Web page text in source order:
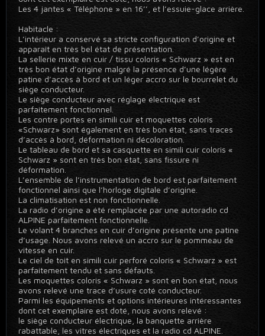
Les 4 jantes « Téléphone » en 16’’, et l’essuie-glace arrière.
Habitacle :
L’intérieur a conservé sa stricte configuration d’origine et
apparaît en très bel état de présentation.
La sellerie mixte en cuir / tissu coloris « Schwarz » est en
très bon état d’origine malgré la présence d’une légère
patine d’accès à bord et un léger accro sur le bourrelet du
siège conducteur.
Le siège conducteur avec réglage électrique est
parfaitement fonctionnel.
Les contre portes en simili cuir et moquettes coloris
«Schwarz» sont également en très bon état, sans traces
d’accès à bord, déformation ni décoloration.
Le tableau de bord et sa casquette en simili cuir coloris «
Schwarz » sont en très bon état, sans fissure ni
déformation.
L’ensemble de l’instrumentation de bord est parfaitement
fonctionnel ainsi que l’horloge digitale d’origine.
La climatisation est non fonctionnelle.
La radio d’origine a été remplacée par une autoradio cd
ALPINE parfaitement fonctionnelle.
Le volant 4 branches en cuir d’origine présente une patine
d’usage. Nous avons relevé un accro sur le pommeau de
vitesse en cuir.
Le ciel de toit en simili cuir perforé coloris « Schwarz » est
parfaitement tendu et sans défauts.
Les moquettes coloris « Schwarz » sont en bon état, nous
avons relevé une trace d’usure coté conducteur.
Parmi les équipements et options intérieures intéressantes
dont cet exemplaire est doté, nous avons relevé :
le siège conducteur électrique, la banquette arrière
rabattable, les vitres électriques et la radio cd ALPINE.